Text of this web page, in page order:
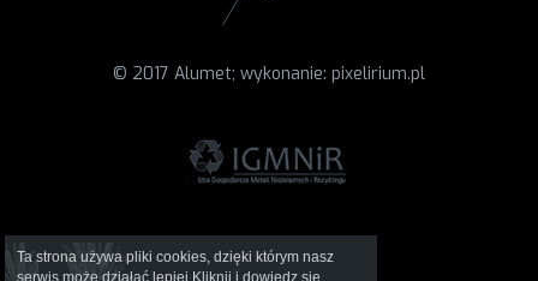
© 2017 Alumet; wykonanie: pixelirium.pl
Ta strona używa pliki cookies, dzięki którym nasz
serwis może działać lepiej. Kliknij i dowiedz się